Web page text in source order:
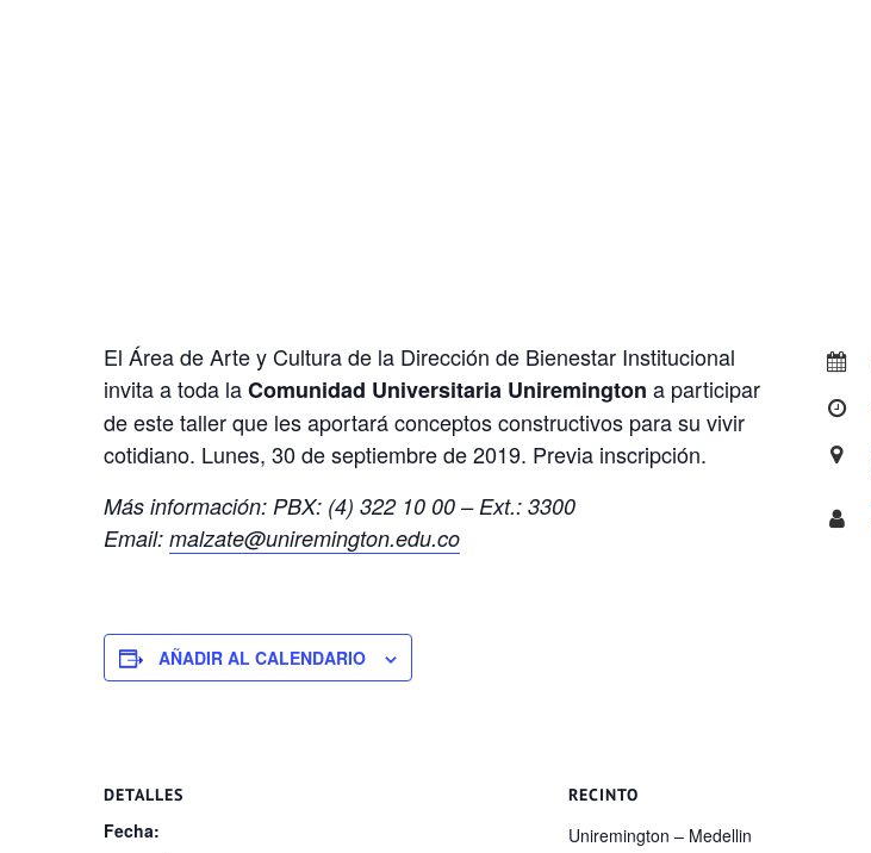
El Área de Arte y Cultura de la Dirección de Bienestar Institucional
invita a toda laComunidad Universitaria Uniremington a participar
de este taller que les aportará conceptos constructivos para su vivir
cotidiano. Lunes, 30 de septiembre de 2019. Previa inscripción.
Más información: PBX: (4) 322 10 00 – Ext.: 3300
Email: malzate@uniremington.edu.co
AÑADIR AL CALENDARIO
DETALLES
Fecha:
RECINTO
Uniremington – Medellin